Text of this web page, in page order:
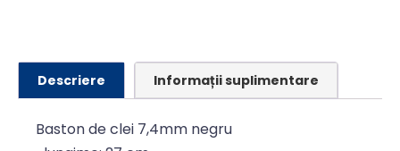
Descriere Informații suplimentare
Baston de clei 7,4mm negru